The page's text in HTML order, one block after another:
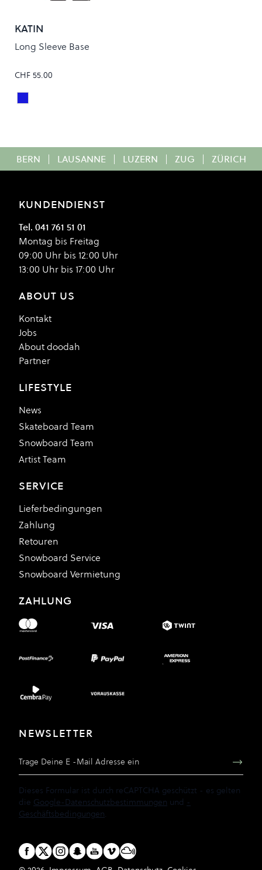
KATIN
Long Sleeve Base
CHF 55.00
Colour
Steel Blue Mineral
BERN | LAUSANNE | LUZERN | ZUG | ZÜRICH
KUNDENDIENST
Tel. 041 761 51 01
Montag bis Freitag
09:00 Uhr bis 12:00 Uhr
13:00 Uhr bis 17:00 Uhr
ABOUT US
Kontakt
Jobs
About doodah
Partner
LIFESTYLE
News
Skateboard Team
Snowboard Team
Artist Team
SERVICE
Lieferbedingungen
Zahlung
Retouren
Snowboard Service
Snowboard Vermietung
ZAHLUNG
NEWSLETTER
Dieses Formular ist durch reCAPTCHA geschützt - es gelten
die Google-Datenschutzbestimmungen und -
Geschäftsbedingungen.